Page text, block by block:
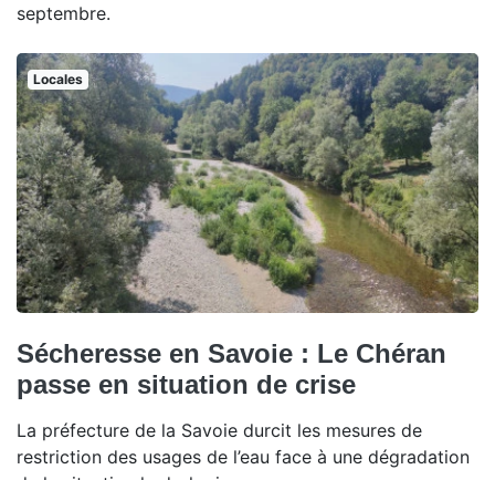
septembre.
Locales
Sécheresse en Savoie : Le Chéran
passe en situation de crise
La préfecture de la Savoie durcit les mesures de
restriction des usages de l’eau face à une dégradation